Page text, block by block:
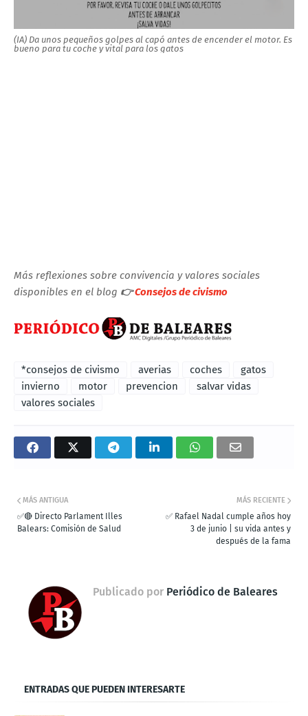
(IA) Da unos pequeños golpes al capó antes de encender el motor. Es
bueno para tu coche y vital para los gatos
Más reflexiones sobre convivencia y valores sociales
disponibles en el blog 👉Consejos de civismo
*consejos de civismo averias coches
gatos
invierno
motor prevencion
salvar vidas
valores sociales
MÁS RECIENTE
✅ Rafael Nadal cumple años hoy
3 de junio | su vida antes y
después de la fama
MÁS ANTIGUA
✅🔴 Directo Parlament Illes
Balears: Comisión de Salud
Publicado por Periódico de Baleares
ENTRADAS QUE PUEDEN INTERESARTE